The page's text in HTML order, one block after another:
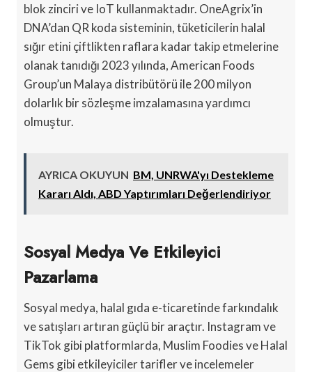
blok zinciri ve IoT kullanmaktadır. OneAgrix’in
DNA’dan QR koda sisteminin, tüketicilerin halal
sığır etini çiftlikten raflara kadar takip etmelerine
olanak tanıdığı 2023 yılında, American Foods
Group’un Malaya distribütörü ile 200 milyon
dolarlık bir sözleşme imzalamasına yardımcı
olmuştur.
AYRICA OKUYUN BM, UNRWA'yı Destekleme
Kararı Aldı, ABD Yaptırımları Değerlendiriyor
Sosyal Medya Ve Etkileyici
Pazarlama
Sosyal medya, halal gıda e-ticaretinde farkındalık
ve satışları artıran güçlü bir araçtır. Instagram ve
TikTok gibi platformlarda, Muslim Foodies ve Halal
Gems gibi etkileyiciler tarifler ve incelemeler